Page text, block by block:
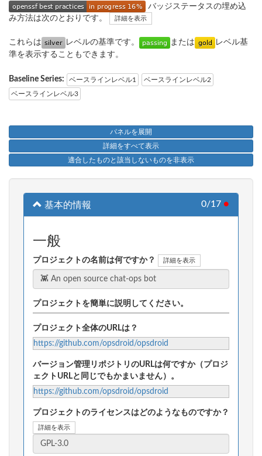
バッジステータスの埋め込
み方法は次のとおりです。
詳細を表示
これらは レベルの基準です。 または
レベル基
準を表示することもできます。
Baseline Series: ベースラインレベル1
ベースラインレベル2
ベースラインレベル3
パネルを展開
詳細をすべて表示
適合したものと該当しないものを非表示
基本的情報 0/17 ●
一般
プロジェクトの名前は何ですか？ 詳細を表示
プロジェクトを簡単に説明してください。
プロジェクト全体のURLは？
https://github.com/opsdroid/opsdroid
バージョン管理リポジトリのURLは何ですか（プロジ
ェクトURLと同じでもかまいません）。
https://github.com/opsdroid/opsdroid
プロジェクトのライセンスはどのようなものですか？
詳細を表示